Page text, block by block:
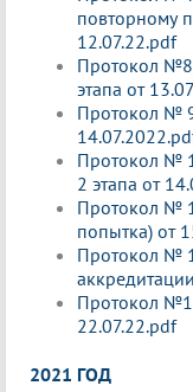
повторному
12.07.22.pdf
Протокол
этапа от
Протокол №
Протокол №
2 этапа от
Протокол №
попытка) от
Протокол №
Протокол
22.07.22.pdf
2021 ГОД